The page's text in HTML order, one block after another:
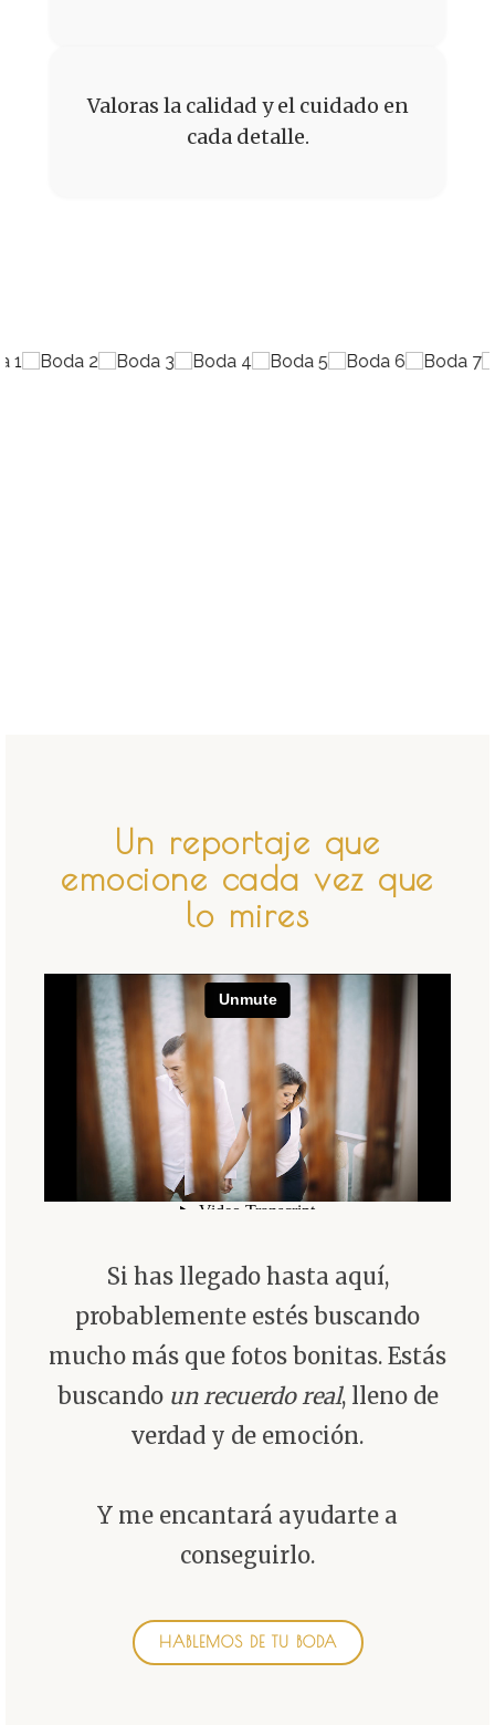
Valoras la calidad y el cuidado en
cada detalle.
Un reportaje que
emocione cada vez que
lo mires
Si has llegado hasta aquí,
probablemente estés buscando
mucho más que fotos bonitas. Estás
buscando un recuerdo real, lleno de
verdad y de emoción.
Y me encantará ayudarte a
conseguirlo.
HABLEMOS DE TU BODA